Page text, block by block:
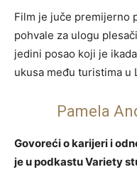
Film je juče premijerno
pohvale za ulogu
jedini posao koji je
ukusa među turistima u
Pamela
Govoreći o karijeri i
je u podkastu Variety